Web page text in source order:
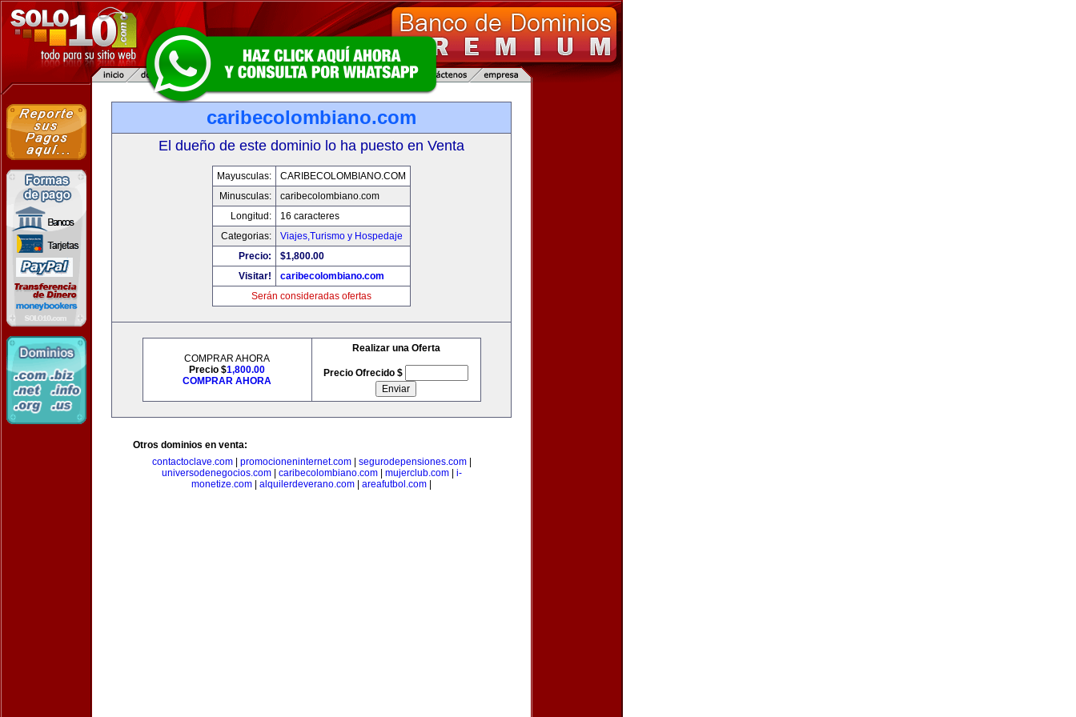
caribecolombiano.com
El dueño de este dominio lo ha puesto en Venta
Mayusculas:
CARIBECOLOMBIANO.COM
Minusculas:
caribecolombiano.com
Longitud:
16 caracteres
Categorias:
Viajes,Turismo y Hospedaje
Precio:
$1,800.00
Visitar!
caribecolombiano.com
Serán consideradas ofertas
COMPRAR AHORA
Precio $1,800.00
COMPRAR AHORA
Realizar una Oferta
Precio Ofrecido $
Otros dominios en venta:
contactoclave.com| promocioneninternet.com| segurodepensiones.com|
universodenegocios.com| caribecolombiano.com| mujerclub.com| i-
monetize.com
alquilerdeverano.com areafutbol.com